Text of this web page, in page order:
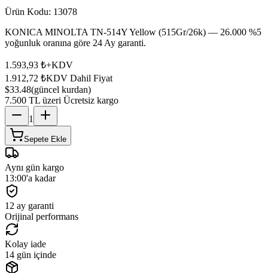
Ürün Kodu: 13078
KONICA MINOLTA TN-514Y Yellow (515Gr/26k) — 26.000 %5
yoğunluk oranına göre 24 Ay garanti.
1.593,93 ₺+KDV
1.912,72 ₺KDV Dahil Fiyat
$33.48(güncel kurdan)
7.500 TL üzeri Ücretsiz kargo
1
Sepete Ekle
Aynı gün kargo
13:00'a kadar
12 ay garanti
Orijinal performans
Kolay iade
14 gün içinde